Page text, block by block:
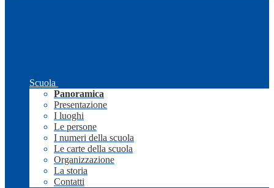
Scuola
Panoramica
Presentazione
I luoghi
Le persone
I numeri della scuola
Le carte della scuola
Organizzazione
La storia
Contatti